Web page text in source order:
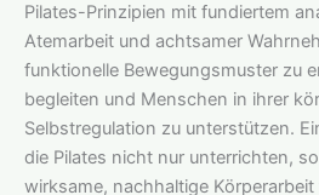
Pilates-Prinzipien mit fundiertem
Atemarbeit und achtsamer
funktionelle Bewegungsmuster zu
begleiten und Menschen in ihrer
Selbstregulation zu unterstützen.
die Pilates nicht nur unterrichten,
wirksame, nachhaltige